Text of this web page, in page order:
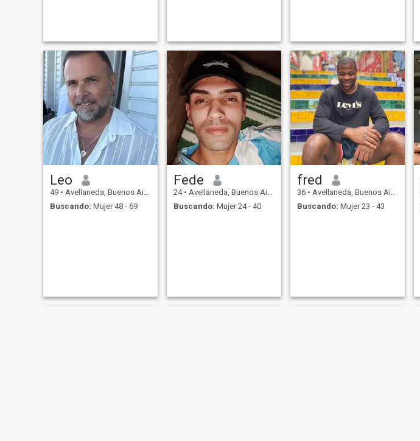
Leo
49 • Avellaneda, Buenos Aires, Argentina
Buscando: Mujer 48 - 69
Fede
24 • Avellaneda, Buenos Aires, Argentina
Buscando: Mujer 24 - 40
fred
36 • Avellaneda, Buenos Aires, Argentina
Buscando: Mujer 23 - 43